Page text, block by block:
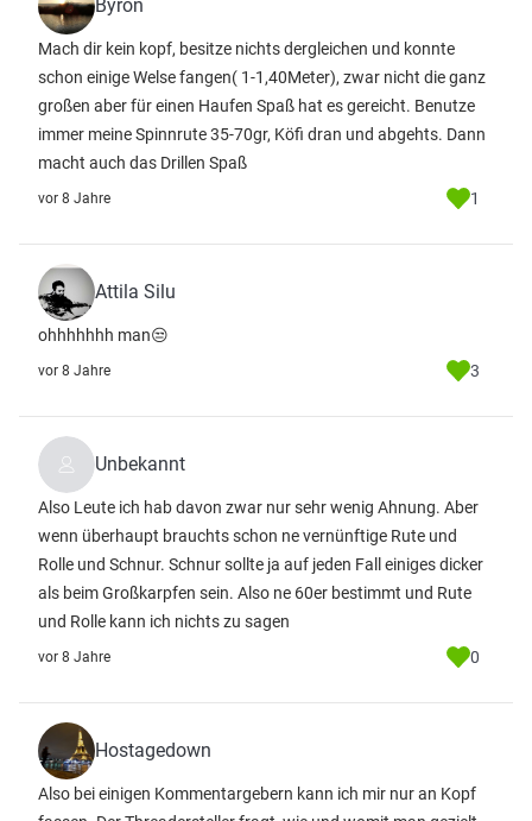
Byron
Mach dir kein kopf, besitze nichts dergleichen und konnte
schon einige Welse fangen( 1-1,40Meter), zwar nicht die ganz
großen aber für einen Haufen Spaß hat es gereicht. Benutze
immer meine Spinnrute 35-70gr, Köfi dran und abgehts. Dann
macht auch das Drillen Spaß
vor 8 Jahre 1
Attila Silu
ohhhhhhh man😒
vor 8 Jahre 3
Unbekannt
Also Leute ich hab davon zwar nur sehr wenig Ahnung. Aber
wenn überhaupt brauchts schon ne vernünftige Rute und
Rolle und Schnur. Schnur sollte ja auf jeden Fall einiges dicker
als beim Großkarpfen sein. Also ne 60er bestimmt und Rute
und Rolle kann ich nichts zu sagen
vor 8 Jahre 0
Hostagedown
Also bei einigen Kommentargebern kann ich mir nur an Kopf